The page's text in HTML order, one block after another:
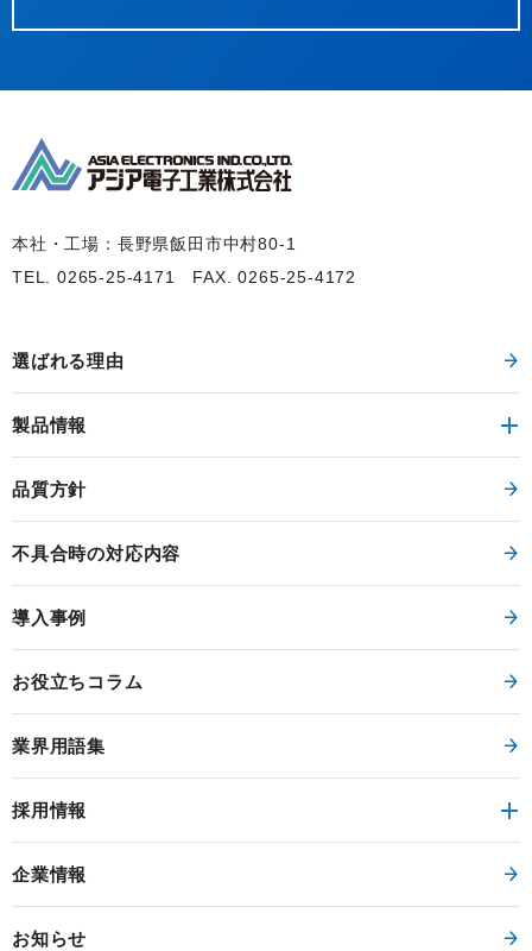
本社・工場：長野県飯田市中村80-1
TEL. 0265-25-4171 FAX. 0265-25-4172
選ばれる理由
製品情報
品質方針
不具合時の対応内容
導入事例
お役立ちコラム
業界用語集
採用情報
企業情報
お知らせ